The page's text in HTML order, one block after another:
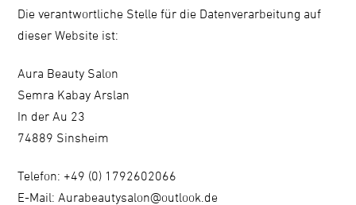
Die verantwortliche Stelle für die Datenverarbeitung auf
dieser Website ist:
Aura Beauty Salon
Semra Kabay Arslan
In der Au 23
74889 Sinsheim
Telefon: +49 (0) 1792602066
E-Mail: Aurabeautysalon@outlook.de